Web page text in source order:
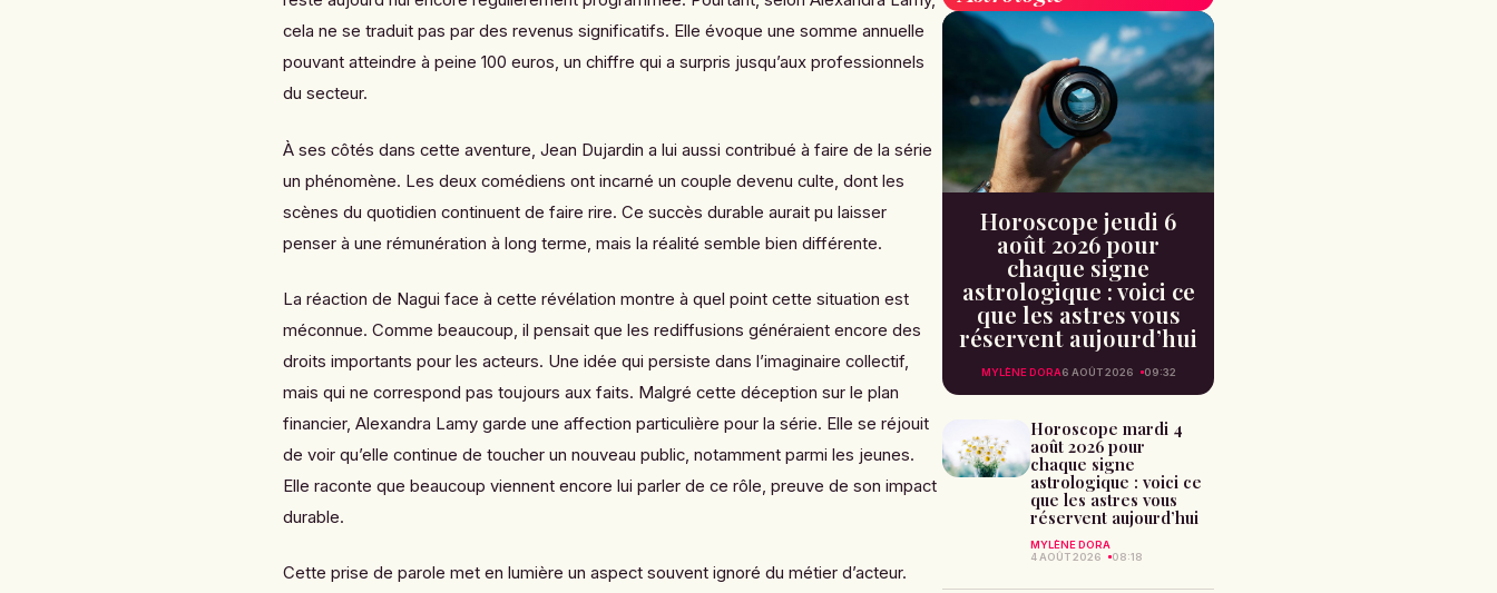
cela ne se traduit pas par des revenus significatifs. Elle évoque une somme annuelle
pouvant atteindre à peine 100 euros, un chiffre qui a surpris jusqu’aux professionnels
du secteur.
À ses côtés dans cette aventure, Jean Dujardin a lui aussi contribué à faire de la série
un phénomène. Les deux comédiens ont incarné un couple devenu culte, dont les
scènes du quotidien continuent de faire rire. Ce succès durable aurait pu laisser
penser à une rémunération à long terme, mais la réalité semble bien différente.
La réaction de Nagui face à cette révélation montre à quel point cette situation est
méconnue. Comme beaucoup, il pensait que les rediffusions généraient encore des
droits importants pour les acteurs. Une idée qui persiste dans l’imaginaire collectif,
mais qui ne correspond pas toujours aux faits. Malgré cette déception sur le plan
financier, Alexandra Lamy garde une affection particulière pour la série. Elle se réjouit
de voir qu’elle continue de toucher un nouveau public, notamment parmi les jeunes.
Elle raconte que beaucoup viennent encore lui parler de ce rôle, preuve de son impact
durable.
Cette prise de parole met en lumière un aspect souvent ignoré du métier d’acteur.
Horoscope jeudi 6
août 2026 pour
chaque signe
astrologique : voici ce
que les astres vous
réservent aujourd’hui
MYLÈNE DORA6 AOÛT 2026 09:32
Horoscope mardi 4
août 2026 pour
chaque signe
astrologique : voici ce
que les astres vous
réservent aujourd’hui
MYLÈNE DORA
4 AOÛT 2026
08:18